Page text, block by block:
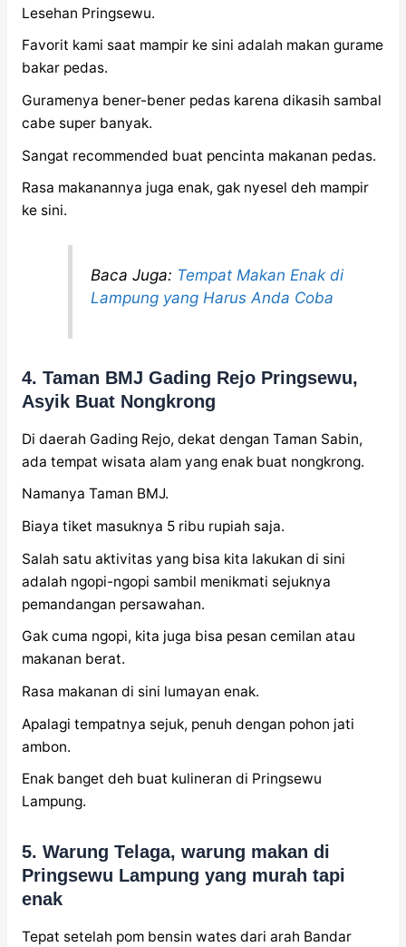
Lesehan Pringsewu.
Favorit kami saat mampir ke sini adalah makan gurame
bakar pedas.
Guramenya bener-bener pedas karena dikasih sambal
cabe super banyak.
Sangat recommended buat pencinta makanan pedas.
Rasa makanannya juga enak, gak nyesel deh mampir
ke sini.
Baca Juga: Tempat Makan Enak di
Lampung yang Harus Anda Coba
4. Taman BMJ Gading Rejo Pringsewu,
Asyik Buat Nongkrong
Di daerah Gading Rejo, dekat dengan Taman Sabin,
ada tempat wisata alam yang enak buat nongkrong.
Namanya Taman BMJ.
Biaya tiket masuknya 5 ribu rupiah saja.
Salah satu aktivitas yang bisa kita lakukan di sini
adalah ngopi-ngopi sambil menikmati sejuknya
pemandangan persawahan.
Gak cuma ngopi, kita juga bisa pesan cemilan atau
makanan berat.
Rasa makanan di sini lumayan enak.
Apalagi tempatnya sejuk, penuh dengan pohon jati
ambon.
Enak banget deh buat kulineran di Pringsewu
Lampung.
5. Warung Telaga, warung makan di
Pringsewu Lampung yang murah tapi
enak
Tepat setelah pom bensin wates dari arah Bandar